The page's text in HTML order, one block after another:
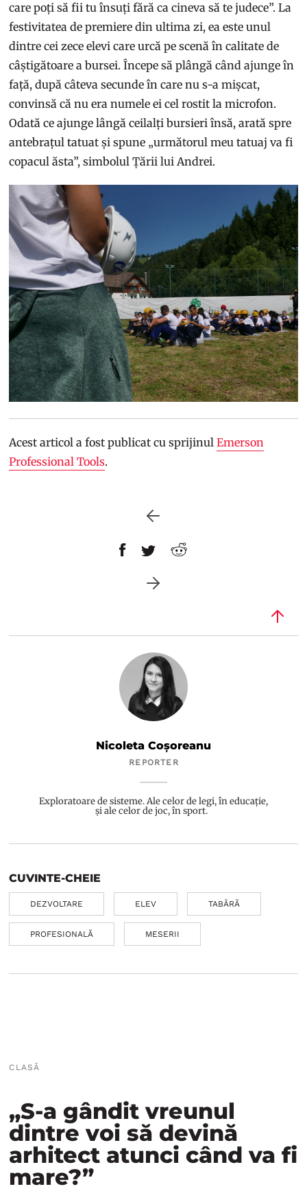
care poți să fii tu însuți fără ca cineva să te judece”. La
festivitatea de premiere din ultima zi, ea este unul
dintre cei zece elevi care urcă pe scenă în calitate de
câștigătoare a bursei. Începe să plângă când ajunge în
față, după câteva secunde în care nu s-a mișcat,
convinsă că nu era numele ei cel rostit la microfon.
Odată ce ajunge lângă ceilalți bursieri însă, arată spre
antebrațul tatuat și spune „următorul meu tatuaj va fi
copacul ăsta”, simbolul Țării lui Andrei.
Acest articol a fost publicat cu sprijinulEmerson
Professional Tools.
Nicoleta Coșoreanu
REPORTER
Exploratoare de sisteme. Ale celor de legi, în educație,
și ale celor de joc, în sport.
CUVINTE-CHEIE
DEZVOLTARE ELEV TABĂRĂ
PROFESIONALĂ MESERII
CLASĂ
„S-a gândit vreunul
dintre voi să devină
arhitect atunci când va fi
mare?”